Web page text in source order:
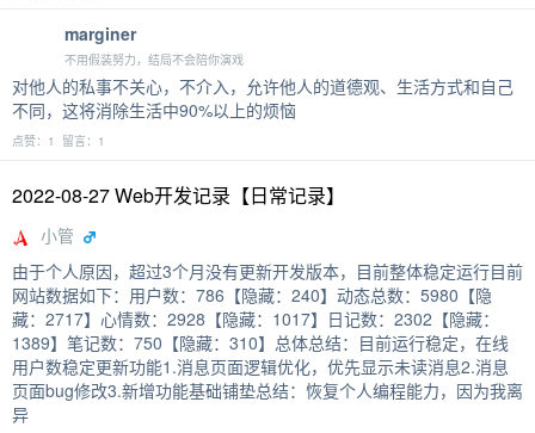
marginer
不用假装努力，结局不会陪你演戏
对他人的私事不关心，不介入，允许他人的道德观、生活方式和自己
不同，这将消除生活中90%以上的烦恼
点赞：1 留言：1
2022-08-27 Web开发记录【日常记录】
小管
由于个人原因，超过3个月没有更新开发版本，目前整体稳定运行目前
网站数据如下：用户数：786【隐藏：240】动态总数：5980【隐
藏：2717】心情数：2928【隐藏：1017】日记数：2302【隐藏：
1389】笔记数：750【隐藏：310】总体总结：目前运行稳定，在线
用户数稳定更新功能1.消息页面逻辑优化，优先显示未读消息2.消息
页面bug修改3.新增功能基础铺垫总结：恢复个人编程能力，因为我离
异